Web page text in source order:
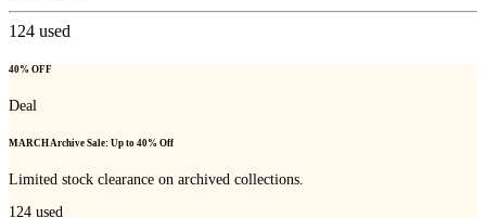
124 used
40% OFF
Deal
MARCH Archive Sale: Up to 40% Off
Limited stock clearance on archived collections.
124 used